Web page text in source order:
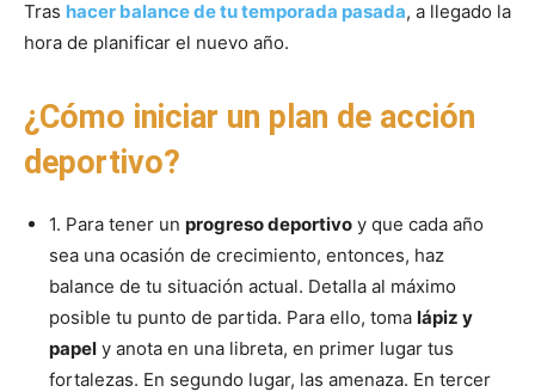
Tras hacer balance de tu temporada pasada, a llegado la
hora de planificar el nuevo año.
¿Cómo iniciar un plan de acción
deportivo?
1. Para tener un progreso deportivo y que cada año
sea una ocasión de crecimiento, entonces, haz
balance de tu situación actual. Detalla al máximo
posible tu punto de partida. Para ello, toma lápiz y
papel y anota en una libreta, en primer lugar tus
fortalezas. En segundo lugar, las amenaza. En tercer